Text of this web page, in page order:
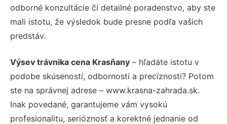
odborné konzultácie či detailné poradenstvo, aby ste
mali istotu, že výsledok bude presne podľa vašich
predstáv.
Výsev trávnika cena Krasňany – hľadáte istotu v
podobe skúseností, odbornosti a precíznosti? Potom
ste na správnej adrese – www.krasna-zahrada.sk.
Inak povedané, garantujeme vám vysokú
profesionalitu, serióznosť a korektné jednanie od